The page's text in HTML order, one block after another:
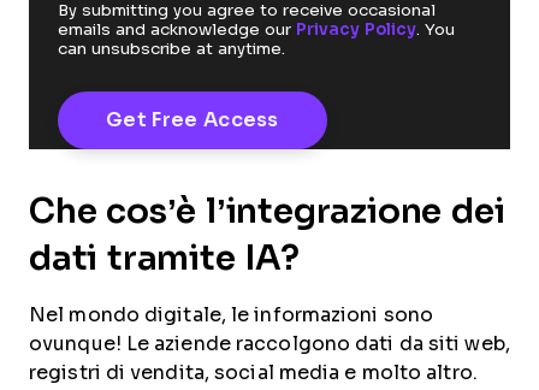
By submitting you agree to receive occasional
emails and acknowledge our Privacy Policy. You
can unsubscribe at anytime.
Che cos’è l’integrazione dei
dati tramite IA?
Nel mondo digitale, le informazioni sono
ovunque! Le aziende raccolgono dati da siti web,
registri di vendita, social media e molto altro.